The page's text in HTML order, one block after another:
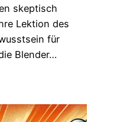
skeptisch
Lektion des
für
Blender…